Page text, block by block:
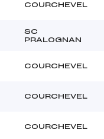
COURCHEVEL
SC
PRALOGNAN
COURCHEVEL
COURCHEVEL
COURCHEVEL